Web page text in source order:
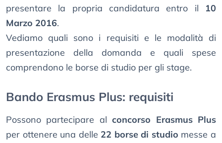
presentare la propria candidatura entro il 10
Marzo 2016.
Vediamo quali sono i requisiti e le modalità di
presentazione della domanda e quali spese
comprendono le borse di studio per gli stage.
Bando Erasmus Plus: requisiti
Possono partecipare alconcorso Erasmus Plus
per ottenere una delle 22 borse di studio messe a